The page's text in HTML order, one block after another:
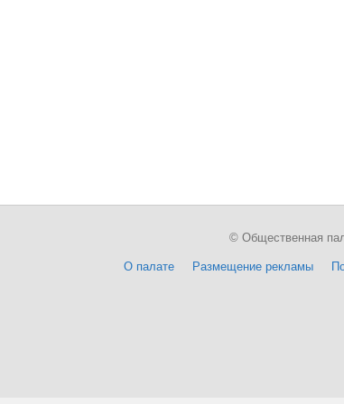
О палате Размещение рекламы
© Общественная